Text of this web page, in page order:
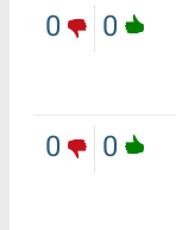
0
0
0
0